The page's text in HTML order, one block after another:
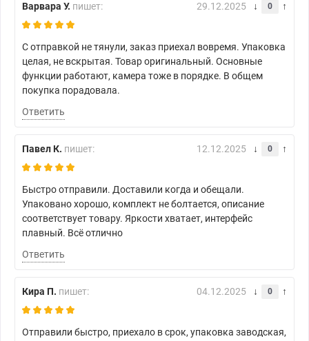
Варвара У. пишет: 29.12.2025 0
С отправкой не тянули, заказ приехал вовремя. Упаковка
целая, не вскрытая. Товар оригинальный. Основные
функции работают, камера тоже в порядке. В общем
покупка порадовала.
Ответить
Павел К. пишет: 12.12.2025 0
Быстро отправили. Доставили когда и обещали.
Упаковано хорошо, комплект не болтается, описание
соответствует товару. Яркости хватает, интерфейс
плавный. Всё отлично
Ответить
Кира П. пишет: 04.12.2025 0
Отправили быстро, приехало в срок, упаковка заводская,